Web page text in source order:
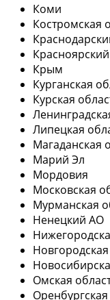
Коми
Костромская
Крым
Курганская
Курская
Липецкая
Магаданская
Марий Эл
Мордовия
Московская
Мурманская
Ненецкий АО
Омская